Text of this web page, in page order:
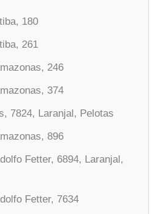
180
261
246
374
7824, Laranjal, Pelotas
896
Fetter, 6894, Laranjal,
Fetter, 7634